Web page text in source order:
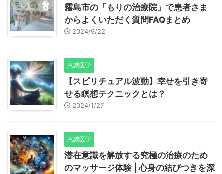
霧島市の「もりの治療院」で患者さま
からよくいただく質問FAQまとめ
2024/9/22
意識医学
【スピリチュアル波動】幸せを引き寄
せる瞑想テクニックとは？
2024/1/27
意識医学
潜在意識を解放する究極の治療のため
のマッサージ体験 | 心身の結びつきを深